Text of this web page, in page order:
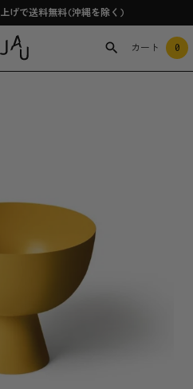
げで送料無料(沖縄を除く)
カート 0